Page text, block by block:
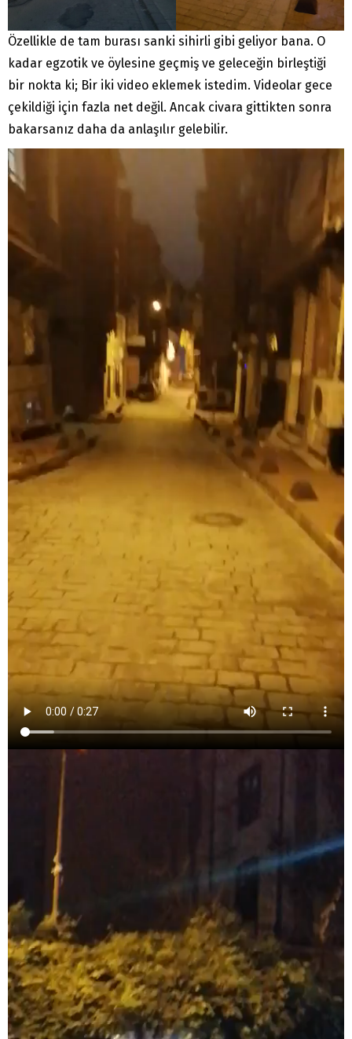
Özellikle de tam burası sanki sihirli gibi geliyor bana. O
kadar egzotik ve öylesine geçmiş ve geleceğin birleştiği
bir nokta ki; Bir iki video eklemek istedim. Videolar gece
çekildiği için fazla net değil. Ancak civara gittikten sonra
bakarsanız daha da anlaşılır gelebilir.